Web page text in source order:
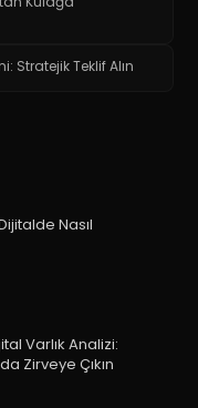
Stratejik Teklif Alın
Nasıl
Varlık Analizi:
Zirveye Çıkın